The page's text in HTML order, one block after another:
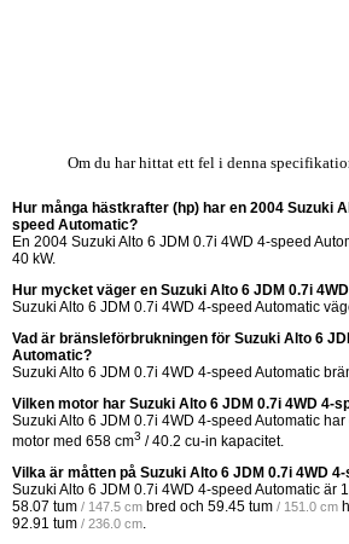
Om du har hittat ett fel i denna
Hur många hästkrafter (hp) har en 2004 Suzuki
speed Automatic?
En 2004 Suzuki Alto 6 JDM 0.7i 4WD 4-speed
40 kW.
Hur mycket väger en Suzuki Alto 6 JDM 0.7i
Suzuki Alto 6 JDM 0.7i 4WD 4-speed Automatic
Vad är bränsleförbrukningen för Suzuki Alto 6
Automatic?
Suzuki Alto 6 JDM 0.7i 4WD 4-speed Automatic
Vilken motor har Suzuki Alto 6 JDM 0.7i 4WD 4-
Suzuki Alto 6 JDM 0.7i 4WD 4-speed Automatic
motor med 658 cm3 / 40.2 cu-in kapacitet.
Vilka är måtten på Suzuki Alto 6 JDM 0.7i 4WD
Suzuki Alto 6 JDM 0.7i 4WD 4-speed Automatic är
58.07 tum / 147.5 cm bred och 59.45 tum / 151.0 cm
92.91 tum / 236.0 cm.